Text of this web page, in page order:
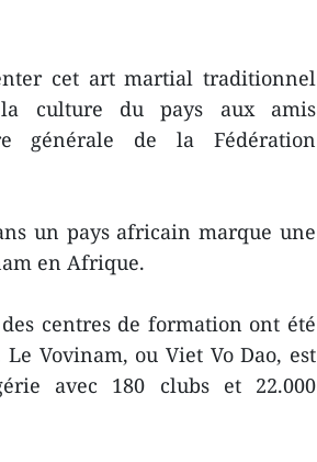
cet art martial traditionnel
culture du pays aux amis
générale de la Fédération
un pays africain marque une
en Afrique.
centres de formation ont été
Vovinam, ou Viet Vo Dao, est
avec 180 clubs et 22.000